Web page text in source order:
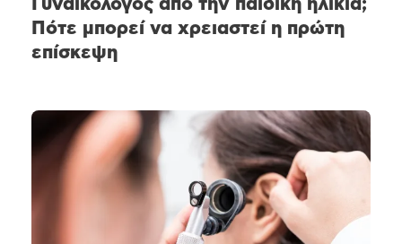
Γυναικολόγος από την παιδική ηλικία;
Πότε μπορεί να χρειαστεί η πρώτη
επίσκεψη